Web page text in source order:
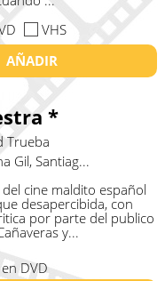
VHS
AÑADIR
*
Trueba
Gil, Santiag...
cine maldito español
desapercibida, con
por parte del publico
y...
DVD